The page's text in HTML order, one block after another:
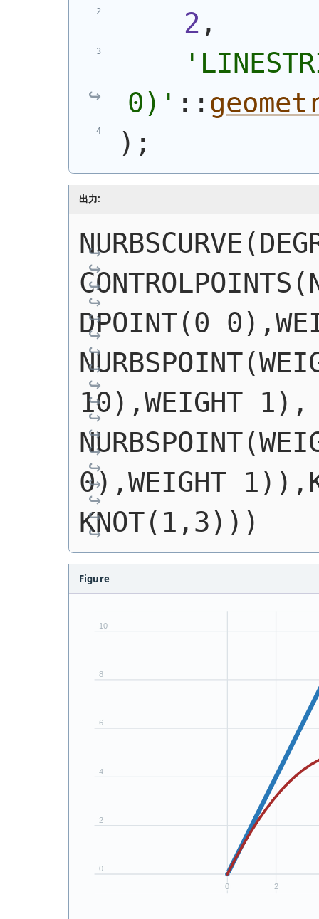
2 ,
'
0) ' ::
) ;
出力:
DPOINT(0
10),WEIGHT 1),
0),WEIGHT
KNOT(1,3)))
Figure